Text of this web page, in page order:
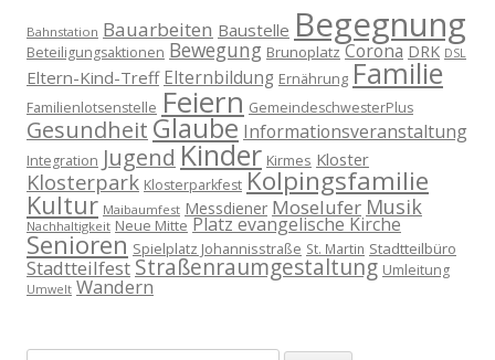
Bahnstation Bauarbeiten Baustelle Begegnung
Beteiligungsaktionen Bewegung Brunoplatz Corona DRK DSL
Eltern-Kind-Treff Elternbildung Ernährung Familie
Familienlotsenstelle Feiern GemeindeschwesterPlus
Gesundheit Glaube Informationsveranstaltung
Integration Jugend Kinder Kirmes Kloster
Klosterpark Klosterparkfest Kolpingsfamilie
Kultur Maibaumfest Messdiener Moselufer Musik
Nachhaltigkeit Neue Mitte Platz evangelische Kirche
Senioren Spielplatz Johannisstraße St. Martin Stadtteilbüro
Stadtteilfest Straßenraumgestaltung Umleitung
Umwelt Wandern